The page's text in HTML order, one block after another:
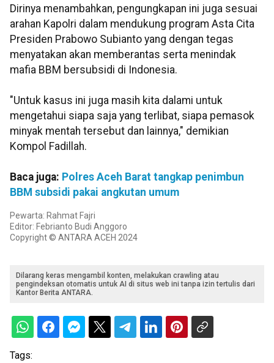
Dirinya menambahkan, pengungkapan ini juga sesuai
arahan Kapolri dalam mendukung program Asta Cita
Presiden Prabowo Subianto yang dengan tegas
menyatakan akan memberantas serta menindak
mafia BBM bersubsidi di Indonesia.
"Untuk kasus ini juga masih kita dalami untuk
mengetahui siapa saja yang terlibat, siapa pemasok
minyak mentah tersebut dan lainnya," demikian
Kompol Fadillah.
Baca juga: Polres Aceh Barat tangkap penimbun
BBM subsidi pakai angkutan umum
Pewarta: Rahmat Fajri
Editor: Febrianto Budi Anggoro
Copyright © ANTARA ACEH 2024
Dilarang keras mengambil konten, melakukan crawling atau
pengindeksan otomatis untuk AI di situs web ini tanpa izin tertulis dari
Kantor Berita ANTARA.
Tags: